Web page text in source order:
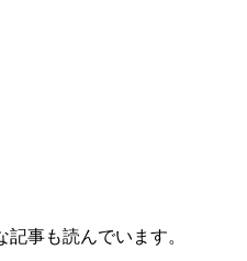
事も読んでいます。